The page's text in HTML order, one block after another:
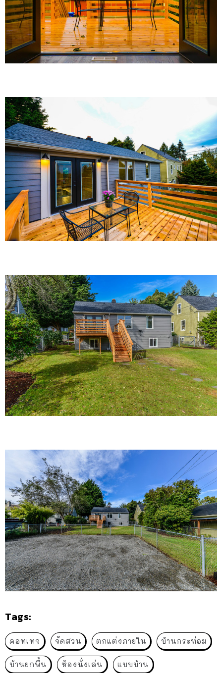
Tags:
คอทเทจ จัดสวน ตกแต่งภายใน บ้านกระท่อม
บ้านยกพื้น ห้องนั่งเล่น แบบบ้าน